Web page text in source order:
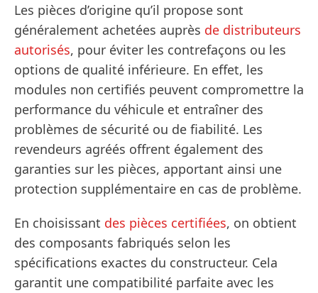
Les pièces d’origine qu’il propose sont
généralement achetées auprès de distributeurs
autorisés, pour éviter les contrefaçons ou les
options de qualité inférieure. En effet, les
modules non certifiés peuvent compromettre la
performance du véhicule et entraîner des
problèmes de sécurité ou de fiabilité. Les
revendeurs agréés offrent également des
garanties sur les pièces, apportant ainsi une
protection supplémentaire en cas de problème.
En choisissant des pièces certifiées, on obtient
des composants fabriqués selon les
spécifications exactes du constructeur. Cela
garantit une compatibilité parfaite avec les